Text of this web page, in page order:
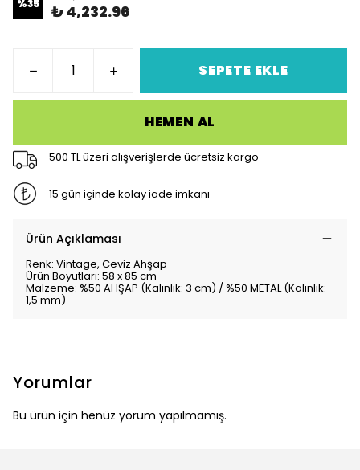
%35 ₺ 4,232.96
SEPETE EKLE
HEMEN AL
500 TL üzeri alışverişlerde ücretsiz kargo
15 gün içinde kolay iade imkanı
Ürün Açıklaması
Renk: Vintage, Ceviz Ahşap
Ürün Boyutları: 58 x 85 cm
Malzeme: %50 AHŞAP (Kalınlık: 3 cm) / %50 METAL (Kalınlık:
1,5 mm)
Yorumlar
Bu ürün için henüz yorum yapılmamış.